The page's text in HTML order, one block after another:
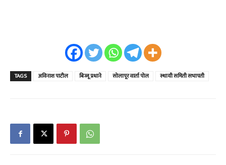
TAGS अविनाश पाटील बिज्जू प्रधाने सोलापूर वार्ता पोल स्थायी समिती सभापती